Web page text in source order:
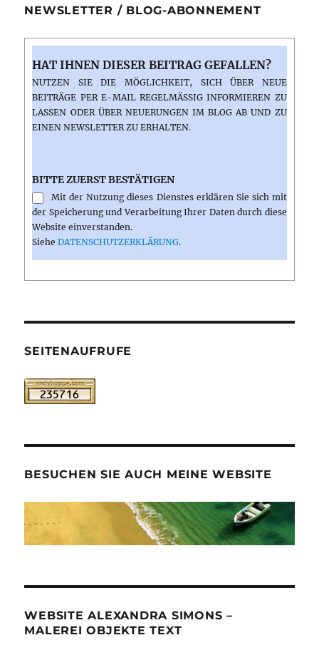
NEWSLETTER / BLOG-ABONNEMENT
HAT IHNEN DIESER BEITRAG GEFALLEN?
NUTZEN SIE DIE MÖGLICHKEIT, SICH ÜBER NEUE
BEITRÄGE PER E-MAIL REGELMÄSSIG INFORMIEREN ZU L
ASSEN ODER ÜBER NEUERUNGEN IM BLOG AB UND ZU E
INEN NEWSLETTER ZU ERHALTEN.
BITTE ZUERST BESTÄTIGEN
Mit der Nutzung dieses Dienstes erklären Sie sich mit
der Speicherung und Verarbeitung Ihrer Daten durch diese
Website einverstanden.
SieheDATENSCHUTZERKLÄRUNG.
SEITENAUFRUFE
BESUCHEN SIE AUCH MEINE WEBSITE
WEBSITE ALEXANDRA SIMONS –
MALEREI OBJEKTE TEXT